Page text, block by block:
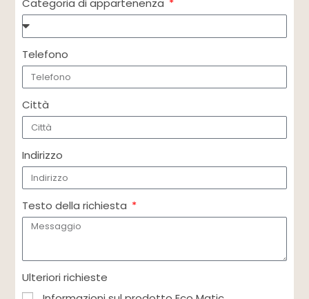
Categoria di appartenenza
Telefono
Città
Indirizzo
Testo della richiesta
Ulteriori richieste